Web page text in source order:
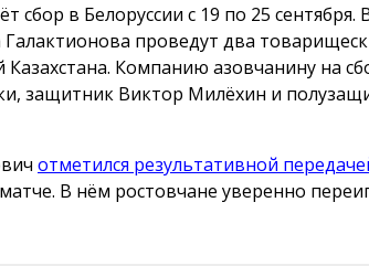
сбор в Белоруссии с 19 по 25 сентября.
проведут два
Казахстана. Компанию азовчанину на
защитник Виктор Милёхин и
отметился результативной
В нём ростовчане уверенно